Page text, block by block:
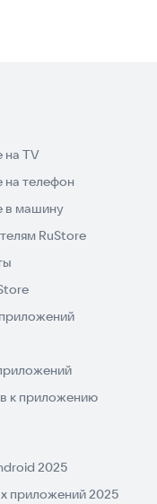
на TV
на телефон
в машину
RuStore
к приложению
2025
приложений 2025